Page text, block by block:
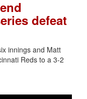
defeat
innings and Matt
Reds to a 3-2